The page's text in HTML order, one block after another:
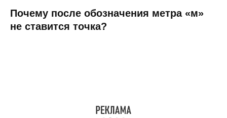
Почему после обозначения метра «м»
не ставится точка?